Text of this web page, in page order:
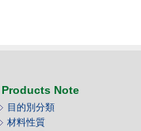
Products Note
目的別分類
材料性質